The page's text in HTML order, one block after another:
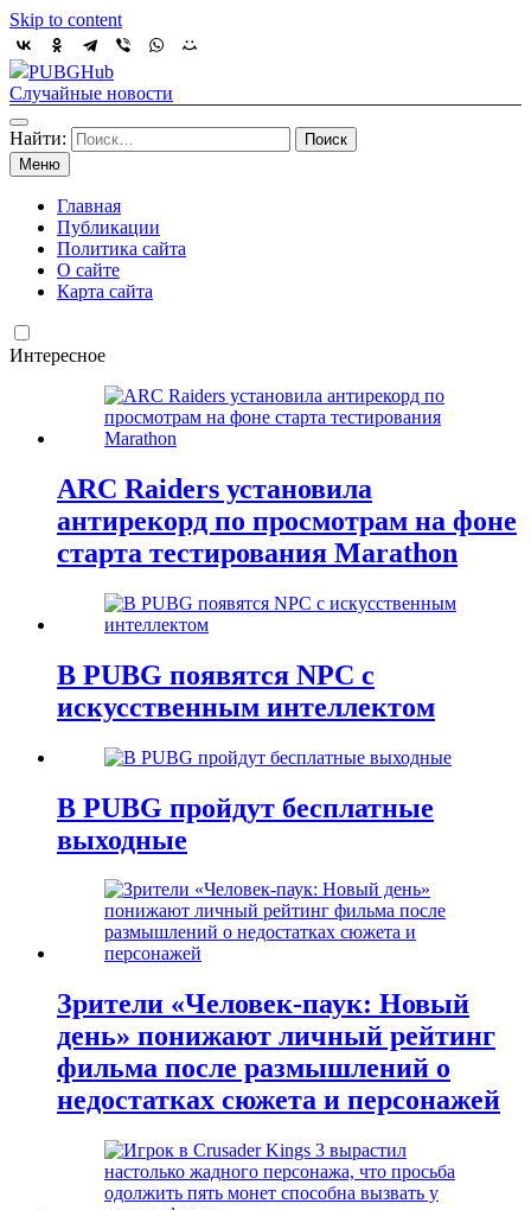
Skip to content
PUBGHub
Случайные новости
Найти:
Меню
Главная
Публикации
Политика сайта
О сайте
Карта сайта
Интересное
ARC Raiders установила
антирекорд по просмотрам на фоне
старта тестирования Marathon
В PUBG появятся NPC с
искусственным интеллектом
В PUBG пройдут бесплатные
выходные
Зрители «Человек-паук: Новый
день» понижают личный рейтинг
фильма после размышлений о
недостатках сюжета и персонажей